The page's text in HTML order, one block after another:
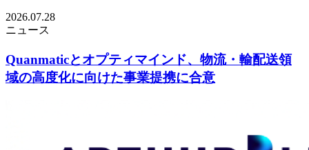
2026.07.28
ニュース
Quanmaticとオプティマインド、物流・輸配送領
域の高度化に向けた事業提携に合意